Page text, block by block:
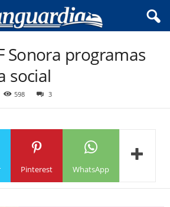
Sonora programas
social
598 3
Pinterest WhatsApp